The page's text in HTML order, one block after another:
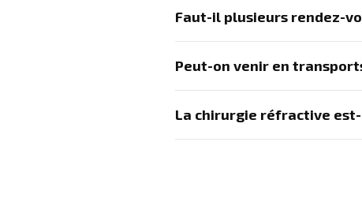
Faut-il plusieurs rendez-
Peut-on venir en
La chirurgie réfractive